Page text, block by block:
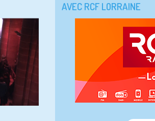
AVEC RCF LORRAINE